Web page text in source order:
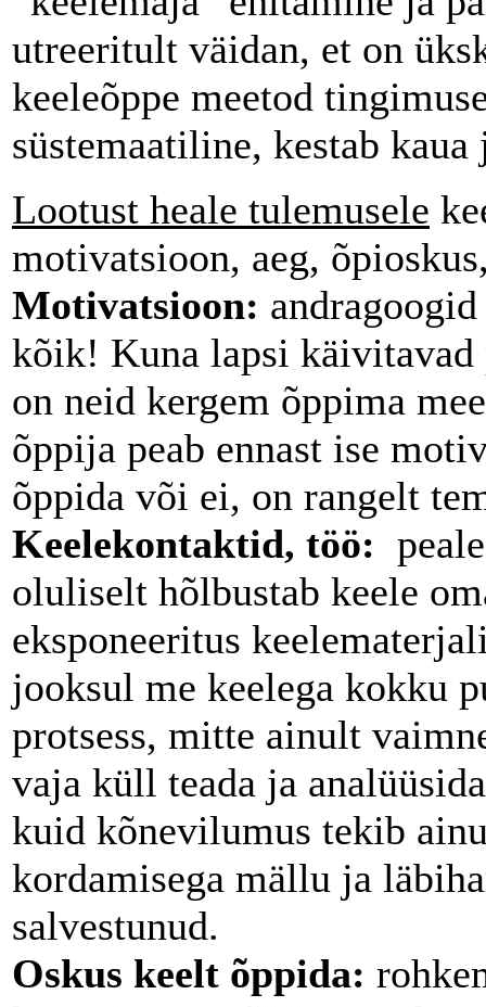
utreeritult väidan, et on
keeleõppe meetod
süstemaatiline, kestab
Lootust heale tulemusele
motivatsioon, aeg,
Motivatsioon:
kõik! Kuna lapsi
on neid kergem õppima
õppija peab ennast ise
õppida või ei, on rangelt
Keelekontaktid, töö:
oluliselt hõlbustab keele
eksponeeritus
jooksul me keelega kokku
protsess, mitte ainult
vaja küll teada ja
kuid kõnevilumus tekib
kordamisega mällu ja
salvestunud.
Oskus keelt õppida: